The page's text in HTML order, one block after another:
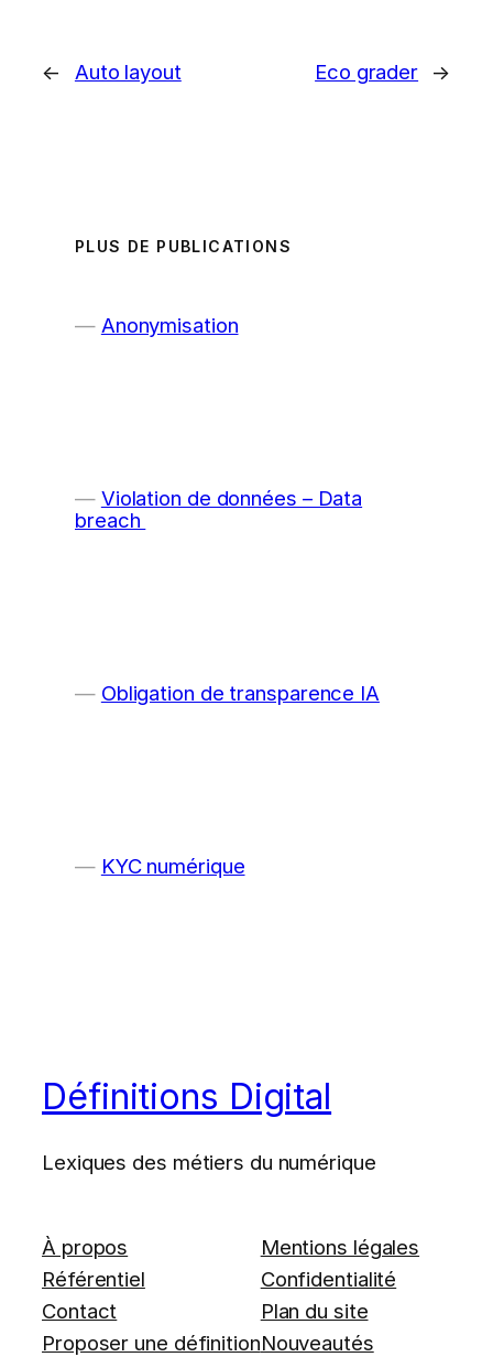
← Auto layout Eco grader →
PLUS DE PUBLICATIONS
Anonymisation
Violation de données – Data
breach
Obligation de transparence IA
KYC numérique
Définitions Digital
Lexiques des métiers du numérique
À propos
Référentiel
Contact
Proposer une définition
Mentions légales
Confidentialité
Plan du site
Nouveautés